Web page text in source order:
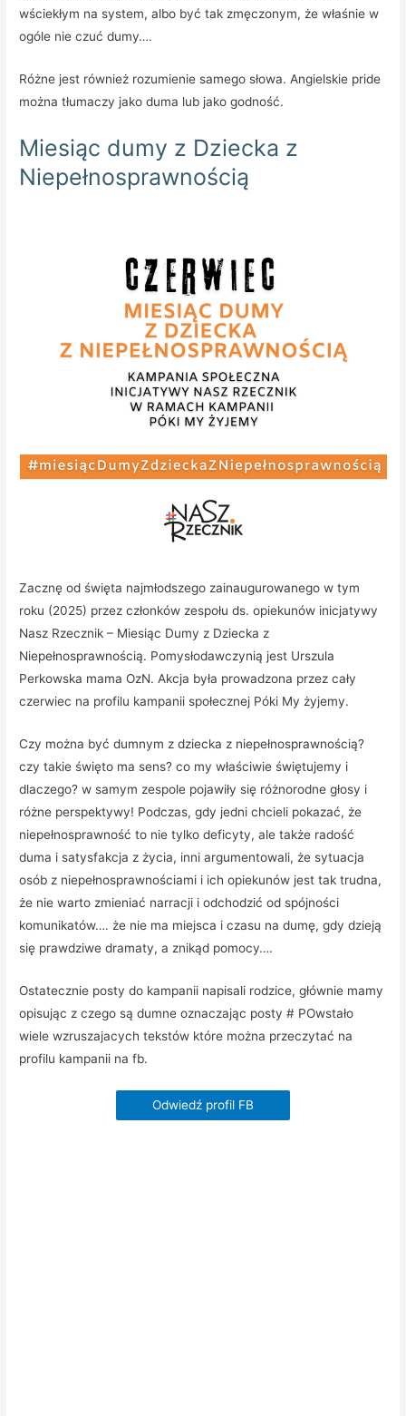
wściekłym na system, albo być tak zmęczonym, że właśnie w
ogóle nie czuć dumy….
Różne jest również rozumienie samego słowa. Angielskie pride
można tłumaczy jako duma lub jako godność.
Miesiąc dumy z Dziecka z
Niepełnosprawnością
Zacznę od święta najmłodszego zainaugurowanego w tym
roku (2025) przez członków zespołu ds. opiekunów inicjatywy
Nasz Rzecznik – Miesiąc Dumy z Dziecka z
Niepełnosprawnością. Pomysłodawczynią jest Urszula
Perkowska mama OzN. Akcja była prowadzona przez cały
czerwiec na profilu kampanii społecznej Póki My żyjemy.
Czy można być dumnym z dziecka z niepełnosprawnością?
czy takie święto ma sens? co my właściwie świętujemy i
dlaczego? w samym zespole pojawiły się różnorodne głosy i
różne perspektywy! Podczas, gdy jedni chcieli pokazać, że
niepełnosprawność to nie tylko deficyty, ale także radość
duma i satysfakcja z życia, inni argumentowali, że sytuacja
osób z niepełnosprawnościami i ich opiekunów jest tak trudna,
że nie warto zmieniać narracji i odchodzić od spójności
komunikatów…. że nie ma miejsca i czasu na dumę, gdy dzieją
się prawdziwe dramaty, a znikąd pomocy….
Ostatecznie posty do kampanii napisali rodzice, głównie mamy
opisując z czego są dumne oznaczając posty # POwstało
wiele wzruszajacych tekstów które można przeczytać na
profilu kampanii na fb.
Odwiedź profil FB